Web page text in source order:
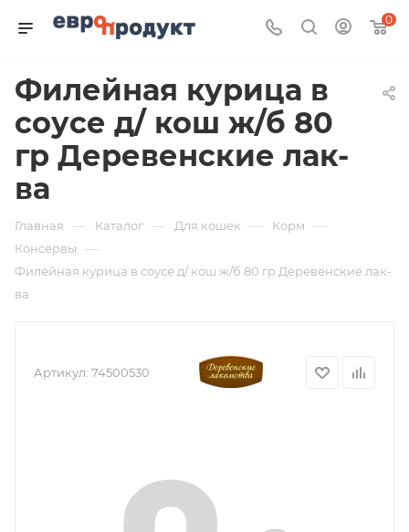
0
Филейная курица в
соусе д/ кош ж/б 80
гр Деревенские лак-
ва
Главная — Каталог — Для кошек — Корм —
Консервы —
Филейная курица в соусе д/ кош ж/б 80 гр Деревенские лак-
ва
Артикул: 74500530